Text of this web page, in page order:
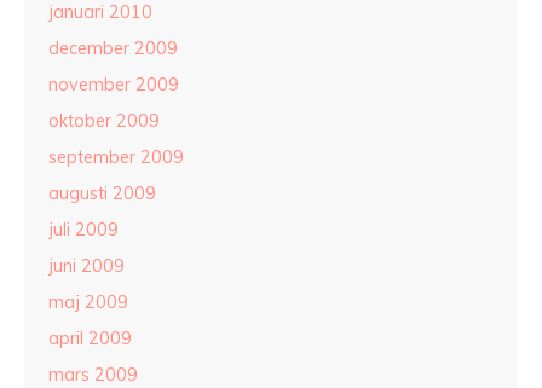
januari 2010
december 2009
november 2009
oktober 2009
september 2009
augusti 2009
juli 2009
juni 2009
maj 2009
april 2009
mars 2009